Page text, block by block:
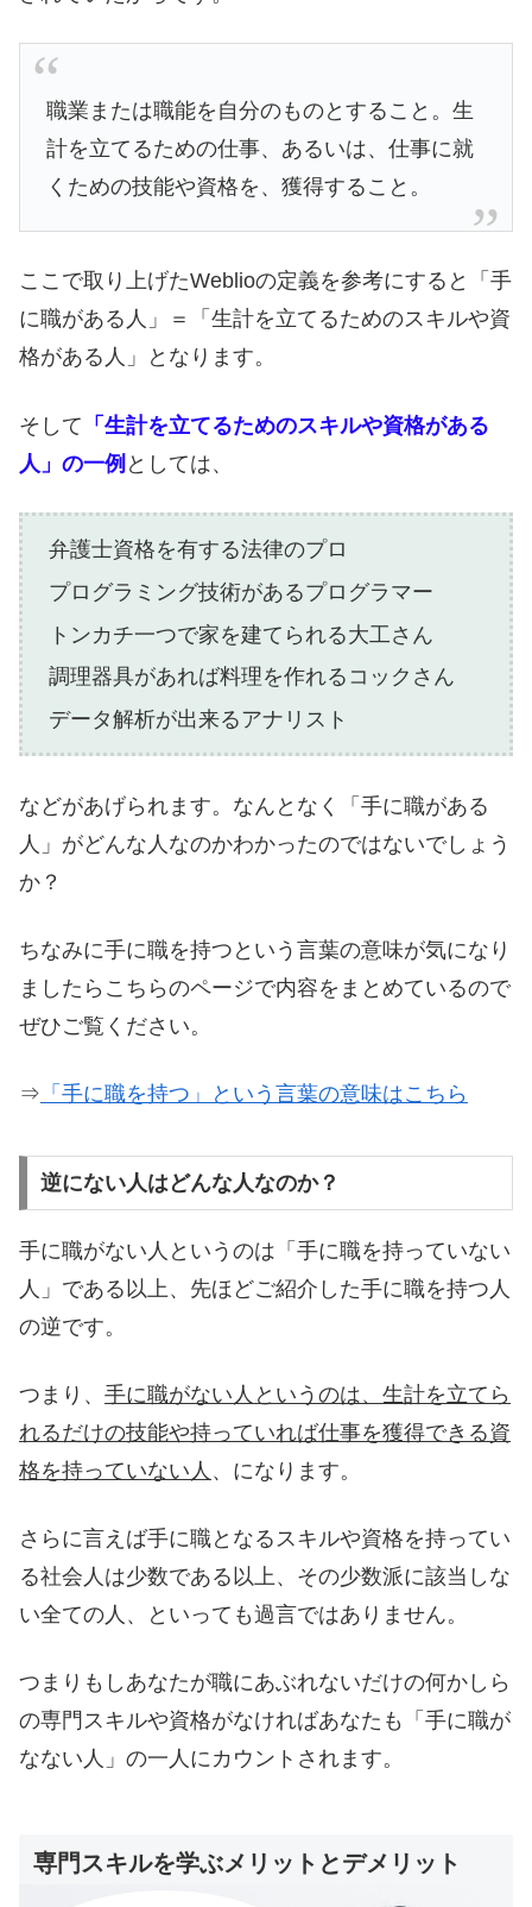
職業または職能を自分のものとすること。生
計を立てるための仕事、あるいは、仕事に就
くための技能や資格を、獲得すること。
ここで取り上げたWeblioの定義を参考にすると「手
に職がある人」＝「生計を立てるためのスキルや資
格がある人」となります。
そして 「生計を立てるためのスキルや資格がある
人」の一例 としては、
弁護士資格を有する法律のプロ
プログラミング技術があるプログラマー
トンカチ一つで家を建てられる大工さん
調理器具があれば料理を作れるコックさん
データ解析が出来るアナリスト
などがあげられます。なんとなく「手に職がある
人」がどんな人なのかわかったのではないでしょう
か？
ちなみに手に職を持つという言葉の意味が気になり
ましたらこちらのページで内容をまとめているので
ぜひご覧ください。
⇒ 「手に職を持つ」という言葉の意味はこちら
逆にない人はどんな人なのか？
手に職がない人というのは「手に職を持っていない
人」である以上、先ほどご紹介した手に職を持つ人
の逆です。
つまり、 手に職がない人というのは、生計を立てら
れるだけの技能や持っていれば仕事を獲得できる資
格を持っていない人 、になります。
さらに言えば手に職となるスキルや資格を持ってい
る社会人は少数である以上、その少数派に該当しな
い全ての人、といっても過言ではありません。
つまりもしあなたが職にあぶれないだけの何かしら
の専門スキルや資格がなければあなたも「手に職が
なない人」の一人にカウントされます。
専門スキルを学ぶメリットとデメリット